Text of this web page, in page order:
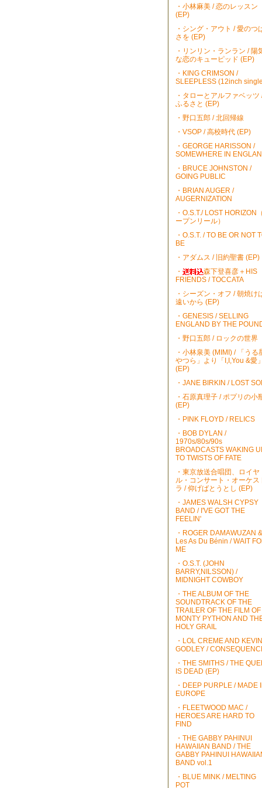
・小林麻美 / 恋のレッスン
(EP)
・シング・アウト / 愛のつ
さを (EP)
・リンリン・ランラン / 陽
な恋のキューピッド (EP)
・KING CRIMSON /
SLEEPLESS (12inch
・タローとアルファベッツ
ふるさと (EP)
・野口五郎 / 北回帰線
・VSOP / 高校時代 (EP)
・GEORGE HARISSON /
SOMEWHERE IN
・BRUCE JOHNSTON /
GOING PUBLIC
・BRIAN AUGER /
AUGERNIZATION
・O.S.T./ LOST HORIZON
ープンリール）
・O.S.T. / TO BE OR NOT
BE
・アダムス / 旧約聖書 (EP)
・
森下登喜彦＋HIS
FRIENDS / TOCCATA
・シーズン・オフ / 朝焼け
遠いから (EP)
・GENESIS / SELLING
ENGLAND BY THE
・野口五郎 / ロックの世界
・小林泉美 (MIMI) / 「うる
やつら」より「I,I,You &愛」
(EP)
・JANE BIRKIN / LOST
・石原真理子 / ポプリの小
(EP)
・PINK FLOYD / RELICS
・BOB DYLAN /
1970s/80s/90s
BROADCASTS WAKING
TO TWISTS OF FATE
・東京放送合唱団、ロイヤ
ル・コンサート・オーケス
ラ / 仰げばとうとし (EP)
・JAMES WALSH CYPSY
BAND / I'VE GOT THE
FEELIN'
・ROGER DAMAWUZAN &
Les As Du Bénin / WAIT
ME
・O.S.T. (JOHN
BARRY,NILSSON) /
MIDNIGHT COWBOY
・THE ALBUM OF THE
SOUNDTRACK OF THE
TRAILER OF THE FILM OF
MONTY PYTHON AND
HOLY GRAIL
・LOL CREME AND KEVIN
GODLEY /
・THE SMITHS / THE
IS DEAD (EP)
・DEEP PURPLE / MADE
EUROPE
・FLEETWOOD MAC /
HEROES ARE HARD TO
FIND
・THE GABBY PAHINUI
HAWAIIAN BAND / THE
GABBY PAHINUI
BAND vol.1
・BLUE MINK / MELTING
POT